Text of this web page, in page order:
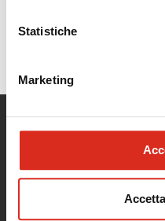
Statistiche
Marketing
precedente:
TOP RICERCHE